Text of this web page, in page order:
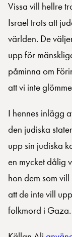
Vissa vill hellre
Israel trots att
världen. De
upp för
påminna om
att vi inte
I hennes inlägg
den judiska
upp sin judiska
en mycket dålig
hon dem som
att de inte vill
folkmord i Gaza.